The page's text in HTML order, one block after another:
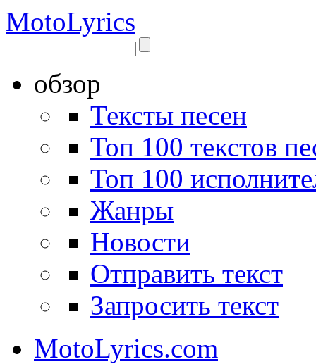
MotoLyrics
обзор
Тексты песен
Топ 100 текстов
Топ 100
Жанры
Новости
Отправить текст
Запросить текст
MotoLyrics.com